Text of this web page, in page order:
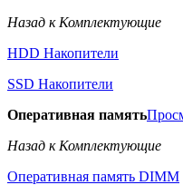
Назад к Комплектующие
HDD Накопители
SSD Накопители
Оперативная память
Назад к Комплектующие
Оперативная память DIMM